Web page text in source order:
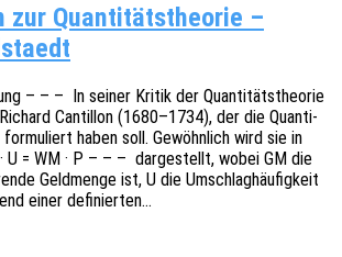
zur Quantitätstheorie –
– – – In seiner Kritik der Quan­ti­täts­theo­rie
Cantil­lon (1680–1734), der die Quan­ti­
haben soll. Gewöhn­lich wird sie in
U = WM · P – – – darge­stellt, wobei GM die
Geld­men­ge ist, U die Umschlag­häu­fig­keit
einer definierten…